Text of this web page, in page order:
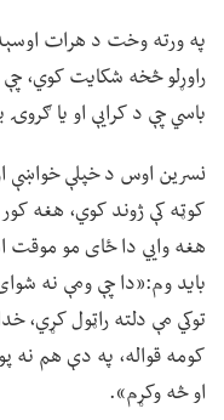
په ورته وخت د هرات
راوړلو څخه شکایت کوي،
باسي چې د کرایې او یا
نسرین اوس د خپلې خواښې
هغه وايي دا ځای مو موقت
باید وم:«دا چې ومې نه
توکي مې دلته راټول کړي،
کومه قواله، په دې هم نه
او څه وکړم».